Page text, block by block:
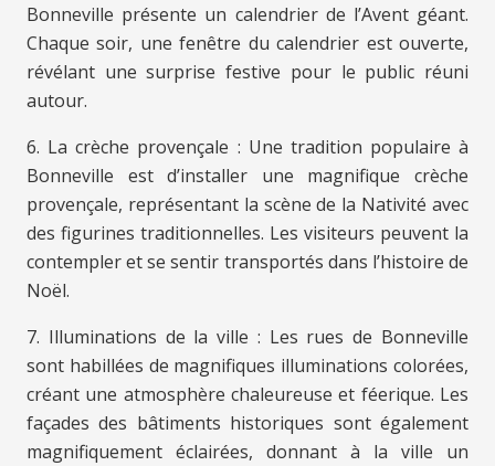
Bonneville présente un calendrier de l’Avent géant.
Chaque soir, une fenêtre du calendrier est ouverte,
révélant une surprise festive pour le public réuni
autour.
6. La crèche provençale : Une tradition populaire à
Bonneville est d’installer une magnifique crèche
provençale, représentant la scène de la Nativité avec
des figurines traditionnelles. Les visiteurs peuvent la
contempler et se sentir transportés dans l’histoire de
Noël.
7. Illuminations de la ville : Les rues de Bonneville
sont habillées de magnifiques illuminations colorées,
créant une atmosphère chaleureuse et féerique. Les
façades des bâtiments historiques sont également
magnifiquement éclairées, donnant à la ville un